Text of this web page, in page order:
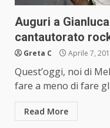
Auguri a
cantautorato
Greta C Aprile 7,
Quest’oggi, noi di
fare a meno di fare
Read More